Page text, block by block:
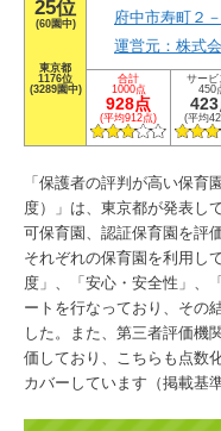
25位
(60園中)
東京都
1176位
(3289園中)
府中市寿町２
運営元：株式
合計
1000点
928点
(平均912点)
サービ
450
(平均
「保護者の評判が高い保育
度）」は、東京都が発表し
可保育園、認証保育園を評
それぞれの保育園を利用し
度」、「安心・安全性」、
ートを行なっており、その
した。また、第三者評価機
価しており、こちらも点数
カバーしています（掲載基